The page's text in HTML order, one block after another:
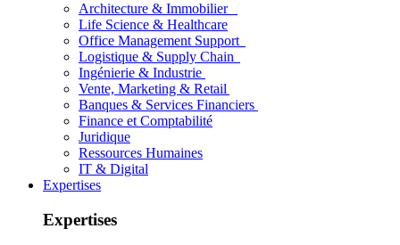
Architecture & Immobilier
Life Science & Healthcare
Office Management Support
Logistique & Supply Chain
Ingénierie & Industrie
Vente, Marketing & Retail
Banques & Services Financiers
Finance et Comptabilité
Juridique
Ressources Humaines
IT & Digital
Expertises
Expertises